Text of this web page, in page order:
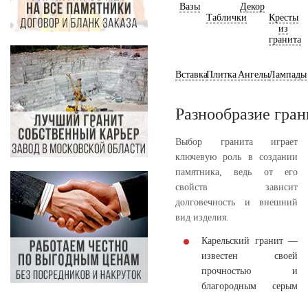
Вазы
Таблички
Декор
Кресты
из
гранита
ВставкаПлитка АнгелыЛампады
Разнообразие
Выбор гранита играет
ключевую роль в создании
памятника, ведь от его
свойств зависит
долговечность и внешний
вид изделия.
Карельский гранит —
известен своей
прочностью и
благородным серым